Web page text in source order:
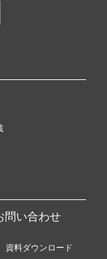
問い合わせ
資料ダウンロード